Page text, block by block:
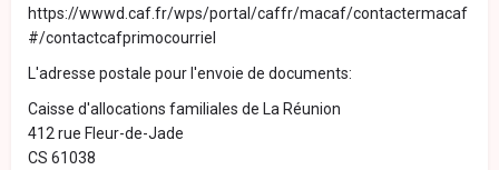
https://wwwd.caf.fr/wps/portal/caffr/macaf/contactermacaf
#/contactcafprimocourriel
L'adresse postale pour l'envoie de documents:
Caisse d'allocations familiales de La Réunion
412 rue Fleur-de-Jade
CS 61038